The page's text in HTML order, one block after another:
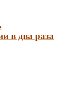
в два раза